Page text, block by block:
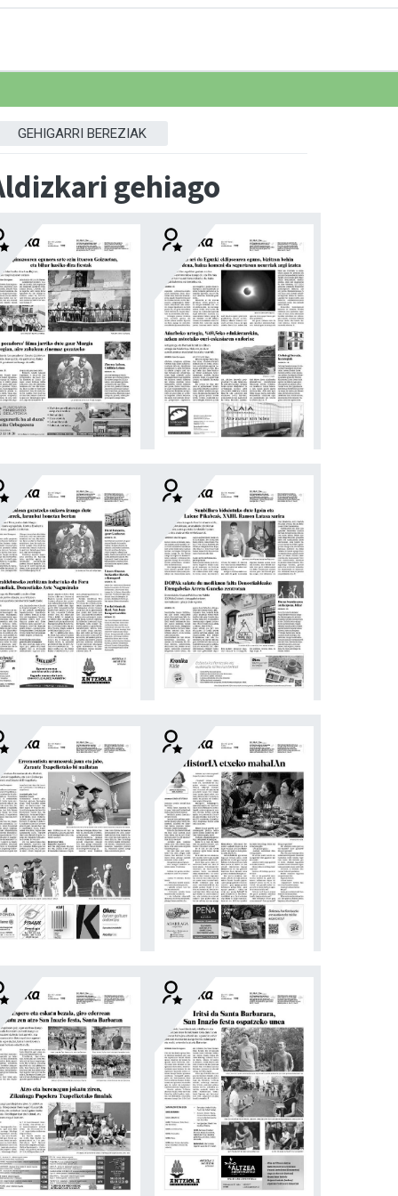
GEHIGARRI BEREZIAK
gehiago